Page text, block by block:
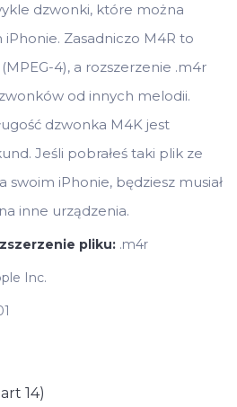
dzwonki, które można
Zasadniczo M4R to
4), a rozszerzenie .m4r
od innych melodii.
dzwonka M4K jest
Jeśli pobrałeś taki plik ze
iPhonie, będziesz musiał
inne urządzenia.
pliku: .m4r
Inc.
14)